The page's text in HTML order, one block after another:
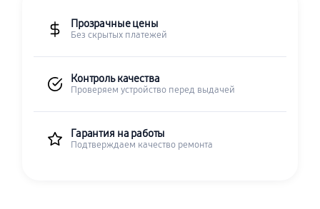
Прозрачные цены
Без скрытых платежей
Контроль качества
Проверяем устройство перед выдачей
Гарантия на работы
Подтверждаем качество ремонта